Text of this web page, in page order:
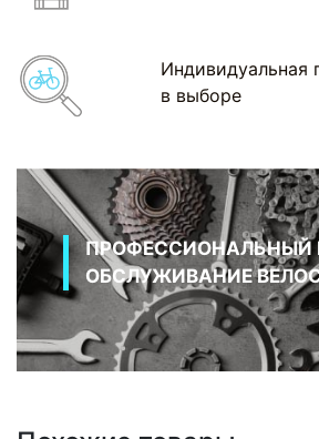
Индивидуальная
в выборе
ПРОФЕССИОНАЛЬНЫЙ
ОБСЛУЖИВАНИЕ